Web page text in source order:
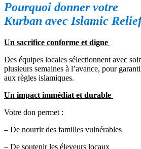
Pourquoi donner votre
Kurban avec Islamic
Un sacrifice conforme et digne
Des équipes locales sélectionnent avec
plusieurs semaines à l’avance, pour
aux règles islamiques.
Un impact immédiat et durable
Votre don permet :
– De nourrir des familles vulnérables
– De soutenir les éleveurs locaux